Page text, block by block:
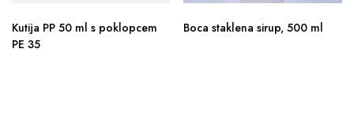
Kutija PP 50 ml s poklopcem
PE 35
Boca staklena sirup, 500 ml